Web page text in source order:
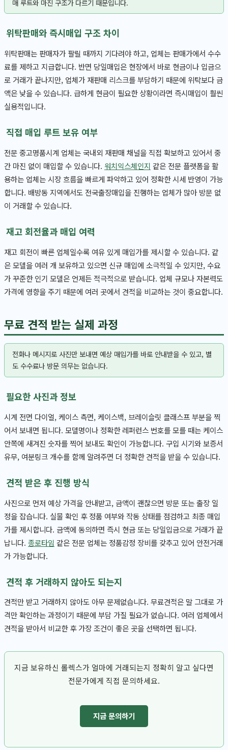
매 루트와 마진 구조가 다르기 때문입니다.
위탁판매와 즉시매입 구조 차이
위탁판매는 판매자가 팔릴 때까지 기다려야 하고, 업체는 판매가에서 수수
료를 제하고 지급합니다. 반면 당일매입은 현장에서 바로 현금이나 입금으
로 거래가 끝나지만, 업체가 재판매 리스크를 부담하기 때문에 위탁보다 금
액은 낮을 수 있습니다. 급하게 현금이 필요한 상황이라면 즉시매입이 훨씬
실용적입니다.
직접 매입 루트 보유 여부
전문 중고명품시계 업체는 국내외 재판매 채널을 직접 확보하고 있어서 중
간 마진 없이 매입할 수 있습니다. 워치익스체인지 같은 전문 플랫폼을 활
용하는 업체는 시장 흐름을 빠르게 파악하고 있어 정확한 시세 반영이 가능
합니다. 배방동 지역에서도 전국출장매입을 진행하는 업체가 많아 방문 없
이 거래할 수 있습니다.
재고 회전율과 매입 여력
재고 회전이 빠른 업체일수록 여유 있게 매입가를 제시할 수 있습니다. 같
은 모델을 여러 개 보유하고 있으면 신규 매입에 소극적일 수 있지만, 수요
가 꾸준한 인기 모델은 언제든 적극적으로 받습니다. 업체 규모나 자본력도
가격에 영향을 주기 때문에 여러 곳에서 견적을 비교하는 것이 중요합니다.
무료 견적 받는 실제 과정
전화나 메시지로 사진만 보내면 예상 매입가를 바로 안내받을 수 있고, 별
도 수수료나 방문 의무는 없습니다.
필요한 사진과 정보
시계 전면 다이얼, 케이스 측면, 케이스백, 브레이슬릿 클래스프 부분을 찍
어서 보내면 됩니다. 모델명이나 정확한 레퍼런스 번호를 모를 때는 케이스
안쪽에 새겨진 숫자를 찍어 보내도 확인이 가능합니다. 구입 시기와 보증서
유무, 여분링크 개수를 함께 알려주면 더 정확한 견적을 받을 수 있습니다.
견적 받은 후 진행 방식
사진으로 먼저 예상 가격을 안내받고, 금액이 괜찮으면 방문 또는 출장 일
정을 잡습니다. 실물 확인 후 정품 여부와 작동 상태를 점검하고 최종 매입
가를 제시합니다. 금액에 동의하면 즉시 현금 또는 당일입금으로 거래가 끝
납니다. 종로타임 같은 전문 업체는 정품감정 장비를 갖추고 있어 안전거래
가 가능합니다.
견적 후 거래하지 않아도 되는지
견적만 받고 거래하지 않아도 아무 문제없습니다. 무료견적은 말 그대로 가
격만 확인하는 과정이기 때문에 부담 가질 필요가 없습니다. 여러 업체에서
견적을 받아서 비교한 후 가장 조건이 좋은 곳을 선택하면 됩니다.
지금 보유하신 롤렉스가 얼마에 거래되는지 정확히 알고 싶다면
전문가에게 직접 문의하세요.
지금 문의하기